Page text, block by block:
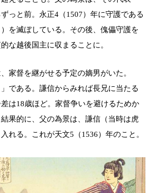
っと前。永正4（1507）年に守護である
）を滅ぼしている。その後、傀儡守護を
な越後国主に収まることに。
家督を継がせる予定の嫡男がいた。
」である。謙信からみれば長兄に当たる
は18歳ほど。家督争いを避けるためか
果的に、父の為景は、謙信（当時は虎
れる。これが天文5（1536）年のこと。